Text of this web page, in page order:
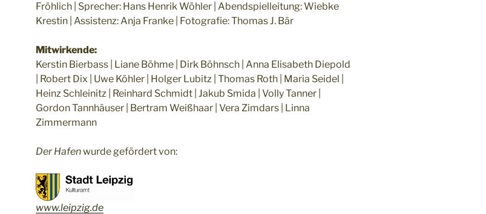
Fröhlich | Sprecher: Hans Henrik Wöhler | Abendspielleitung: Wiebke
Krestin | Assistenz: Anja Franke | Fotografie: Thomas J. Bär
Mitwirkende:
Kerstin Bierbass | Liane Böhme | Dirk Böhnsch | Anna Elisabeth Diepold
| Robert Dix | Uwe Köhler | Holger Lubitz | Thomas Roth | Maria Seidel |
Heinz Schleinitz | Reinhard Schmidt | Jakub Smida | Volly Tanner |
Gordon Tannhäuser | Bertram Weißhaar | Vera Zimdars | Linna
Zimmermann
Der Hafenwurde gefördert von:
www.leipzig.de